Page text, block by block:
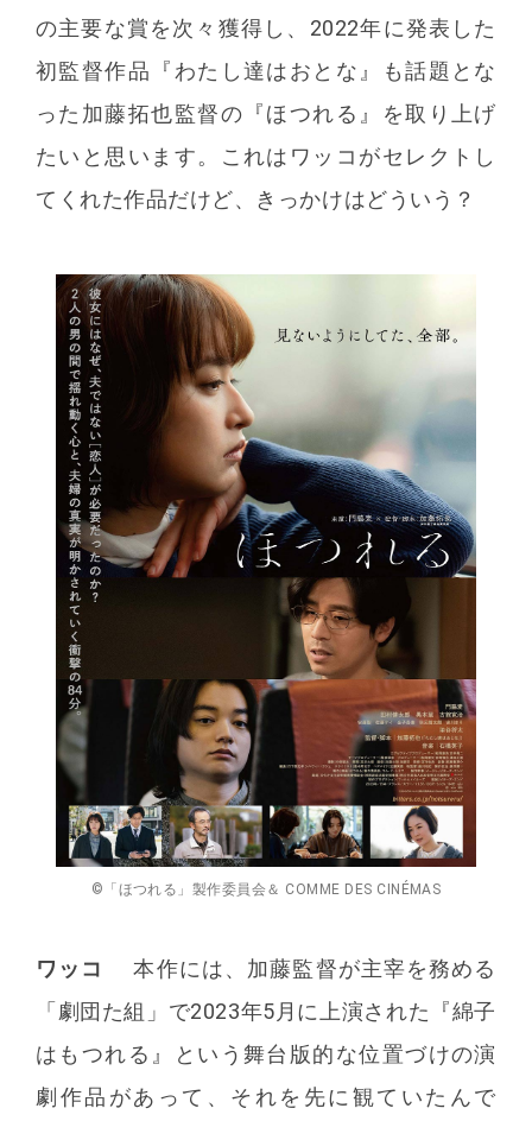
の主要な賞を次々獲得し、2022年に発表した
初監督作品『わたし達はおとな』も話題とな
った加藤拓也監督の『ほつれる』を取り上げ
たいと思います。これはワッコがセレクトし
てくれた作品だけど、きっかけはどういう？
©「ほつれる」製作委員会＆ COMME DES CINÉMAS
ワッコ
本作には、加藤監督が主宰を務める
「劇団た組」で2023年5月に上演された『綿子
はもつれる』という舞台版的な位置づけの演
劇作品があって、それを先に観ていたんで